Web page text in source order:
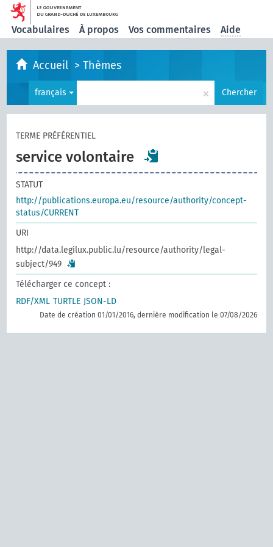
Vocabulaires À propos Vos commentaires Aide
Accueil >Thèmes
français × Chercher
TERME PRÉFÉRENTIEL
service volontaire
STATUT
http://publications.europa.eu/resource/authority/concept-
status/CURRENT
URI
http://data.legilux.public.lu/resource/authority/legal-
subject/949
Télécharger ce concept :
RDF/XML TURTLE JSON-LD
Date de création 01/01/2016, dernière modification le 07/08/2026